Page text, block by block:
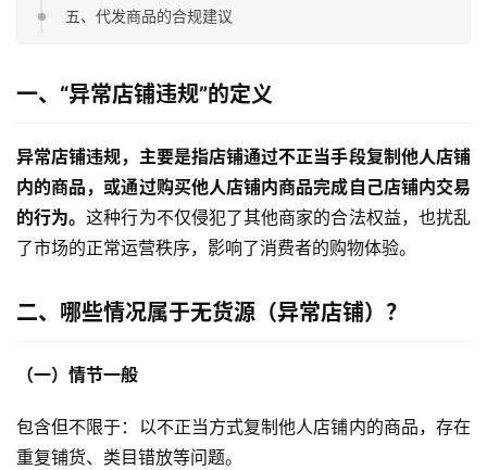
五、代发商品的合规建议
一、“异常店铺违规”的定义
异常店铺违规，主要是指店铺通过不正当手段复制他人店铺
内的商品，或通过购买他人店铺内商品完成自己店铺内交易
的行为。这种行为不仅侵犯了其他商家的合法权益，也扰乱
了市场的正常运营秩序，影响了消费者的购物体验。
二、哪些情况属于无货源（异常店铺）？
（一）情节一般
包含但不限于：以不正当方式复制他人店铺内的商品，存在
重复铺货、类目错放等问题。